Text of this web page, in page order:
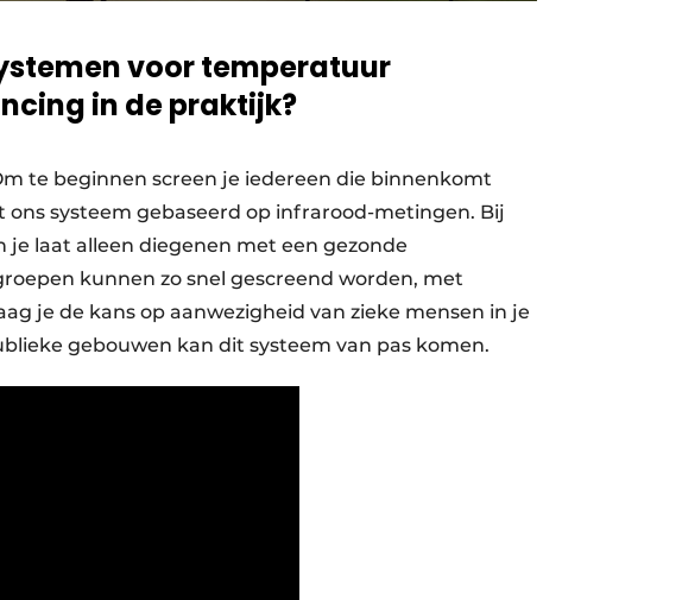
voor temperatuur
in de praktijk?
te beginnen screen je iedereen die binnenkomt
systeem gebaseerd op infrarood-metingen. Bij
laat alleen diegenen met een gezonde
kunnen zo snel gescreend worden, met
je de kans op aanwezigheid van zieke mensen in je
gebouwen kan dit systeem van pas komen.